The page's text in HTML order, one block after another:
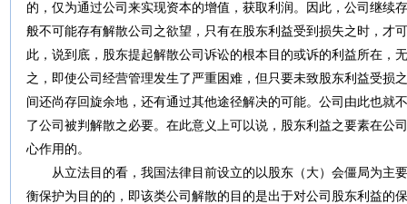
的，仅为通过公司来实现资本的增值，获取利润。因此，公司继续
般不可能存有解散公司之欲望，只有在股东利益受到损失之时，才
此，说到底，股东提起解散公司诉讼的根本目的或诉的利益所在，
之，即使公司经营管理发生了严重困难，但只要未致股东利益受损
间还尚存回旋余地，还有通过其他途径解决的可能。公司由此也就
了公司被判解散之必要。在此意义上可以说，股东利益之要素在公
心作用的。
从立法目的看，我国法律目前设立的以股东（大）会僵局为主
衡保护为目的的，即该类公司解散的目的是出于对公司股东利益的